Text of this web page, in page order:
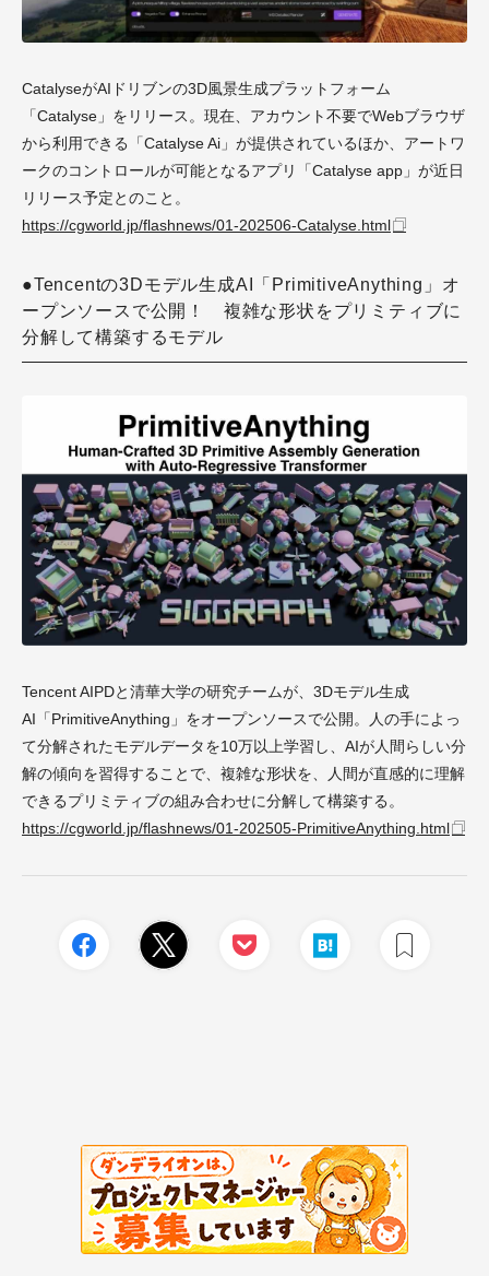
CatalyseがAIドリブンの3D風景生成プラットフォーム
「Catalyse」をリリース。現在、アカウント不要でWebブラウザ
から利用できる「Catalyse Ai」が提供されているほか、アートワ
ークのコントロールが可能となるアプリ「Catalyse app」が近日
リリース予定とのこと。
https://cgworld.jp/flashnews/01-202506-Catalyse.html
●Tencentの3Dモデル生成AI「PrimitiveAnything」オ
ープンソースで公開！ 複雑な形状をプリミティブに
分解して構築するモデル
Tencent AIPDと清華大学の研究チームが、3Dモデル生成
AI「PrimitiveAnything」をオープンソースで公開。人の手によっ
て分解されたモデルデータを10万以上学習し、AIが人間らしい分
解の傾向を習得することで、複雑な形状を、人間が直感的に理解
できるプリミティブの組み合わせに分解して構築する。
https://cgworld.jp/flashnews/01-202505-PrimitiveAnything.html